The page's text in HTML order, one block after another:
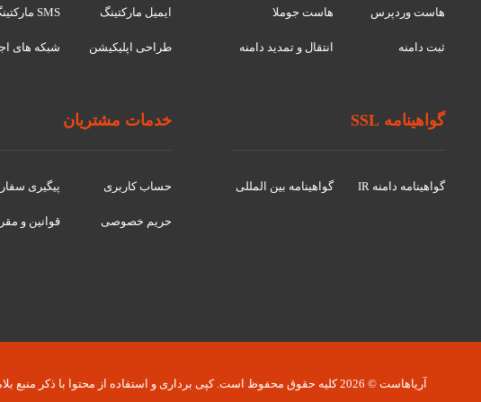
هاست وردپرس هاست جوملا
ثبت دامنه انتقال و تمدید دامنه
گواهینامه SSL
گواهينامه دامنه IR گواهينامه بین المللی
ایمیل مارکتینگ SMS مارکتینگ
طراحی اپلیکیشن شبکه های
خدمات مشتریان
حساب کاربری پیگیری
حریم خصوصی قوانین و
آریاهاست © 2026 کلیه حقوق محفوظ است. کپی برداری و استفاده از محتوا با ذکر منبع بلامانع است.